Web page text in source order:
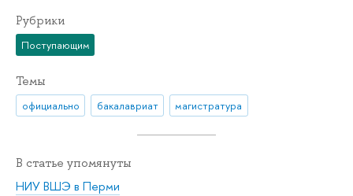
Рубрики
Поступающим
Темы
официально бакалавриат магистратура
В статье упомянуты
НИУ ВШЭ в Перми